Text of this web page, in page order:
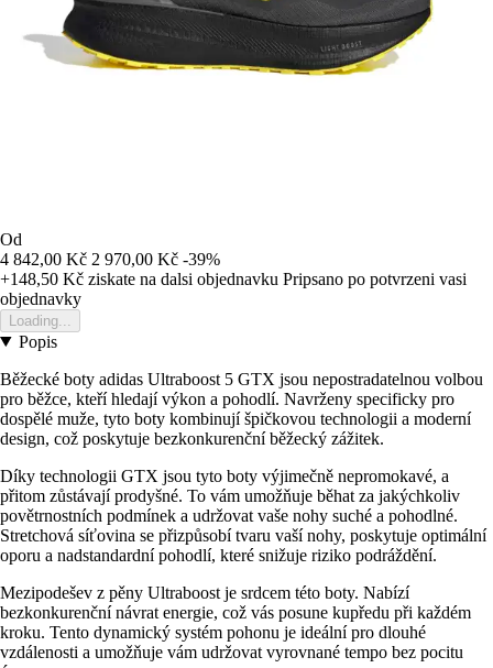
Od
4 842,00 Kč 2 970,00 Kč -39%
+148,50 Kč ziskate na dalsi objednavku Pripsano po potvrzeni vasi
objednavky
Loading...
Popis
Běžecké boty adidas Ultraboost 5 GTX jsou nepostradatelnou volbou
pro běžce, kteří hledají výkon a pohodlí. Navrženy specificky pro
dospělé muže, tyto boty kombinují špičkovou technologii a moderní
design, což poskytuje bezkonkurenční běžecký zážitek.
Díky technologii GTX jsou tyto boty výjimečně nepromokavé, a
přitom zůstávají prodyšné. To vám umožňuje běhat za jakýchkoliv
povětrnostních podmínek a udržovat vaše nohy suché a pohodlné.
Stretchová síťovina se přizpůsobí tvaru vaší nohy, poskytuje optimální
oporu a nadstandardní pohodlí, které snižuje riziko podráždění.
Mezipodešev z pěny Ultraboost je srdcem této boty. Nabízí
bezkonkurenční návrat energie, což vás posune kupředu při každém
kroku. Tento dynamický systém pohonu je ideální pro dlouhé
vzdálenosti a umožňuje vám udržovat vyrovnané tempo bez pocitu